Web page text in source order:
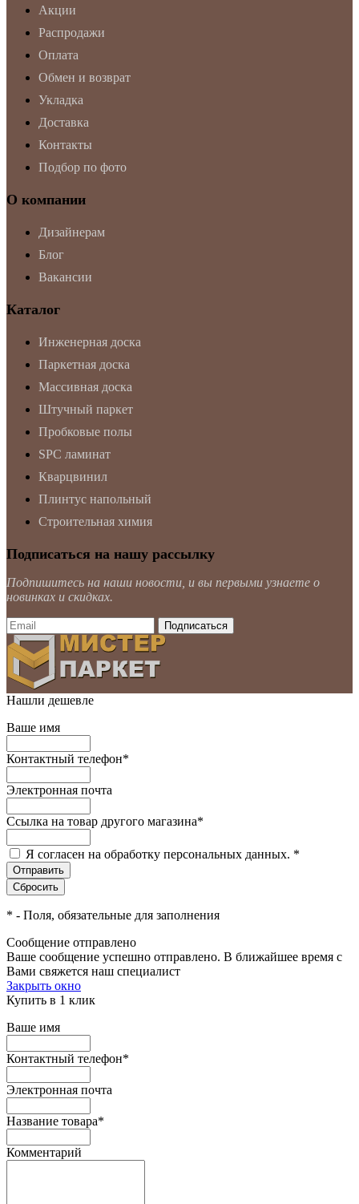
Акции
Распродажи
Оплата
Обмен и возврат
Укладка
Доставка
Контакты
Подбор по фото
О компании
Дизайнерам
Блог
Вакансии
Каталог
Инженерная доска
Паркетная доска
Массивная доска
Штучный паркет
Пробковые полы
SPC ламинат
Кварцвинил
Плинтус напольный
Строительная химия
Подписаться на нашу рассылку
Подпишитесь на наши новости, и вы первыми узнаете о
новинках и скидках.
Нашли дешевле
Ваше имя
Контактный телефон*
Электронная почта
Ссылка на товар другого магазина*
Я согласен на обработку персональных данных. *
* - Поля, обязательные для заполнения
Сообщение отправлено
Ваше сообщение успешно отправлено. В ближайшее время с
Вами свяжется наш специалист
Закрыть окно
Купить в 1 клик
Ваше имя
Контактный телефон*
Электронная почта
Название товара*
Комментарий